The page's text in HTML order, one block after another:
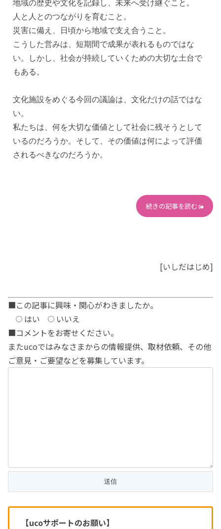
地域の歴史や文化を記録し、未来へ受け継ぐこと。
人と人とのつながりを育むこと。
災害に備え、日頃から地域で支え合うこと。
こうした営みは、短期間で成果が表れるものではな
い。しかし、社会が持続していくための大切な土台で
もある。
文化施設をめぐる今回の議論は、文化だけの話ではな
い。
私たちは、何を大切な価値として社会に残そうとして
いるのだろうか。そして、その価値は何によって評価
されるべきなのだろうか。
続きの記事を読む
[いしだはじめ]
■この記事に興味・関心がわきましたか。
はい
いいえ
■コメントをお寄せください。
またucoではみなさまからの情報提供、取材依頼、その他
ご意見・ご要望などを募集しています。
【ucoサポートのお願い】